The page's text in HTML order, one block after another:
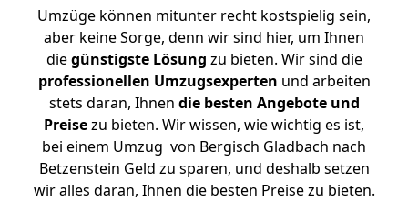
Umzüge können mitunter recht kostspielig sein,
aber keine Sorge, denn wir sind hier, um Ihnen
diegünstigste Lösung zu bieten. Wir sind die
professionellen Umzugsexperten und arbeiten
stets daran, Ihnen die besten Angebote und
Preisezu bieten. Wir wissen, wie wichtig es ist,
bei einem Umzug von Bergisch Gladbach nach
Betzenstein Geld zu sparen, und deshalb setzen
wir alles daran, Ihnen die besten Preise zu bieten.